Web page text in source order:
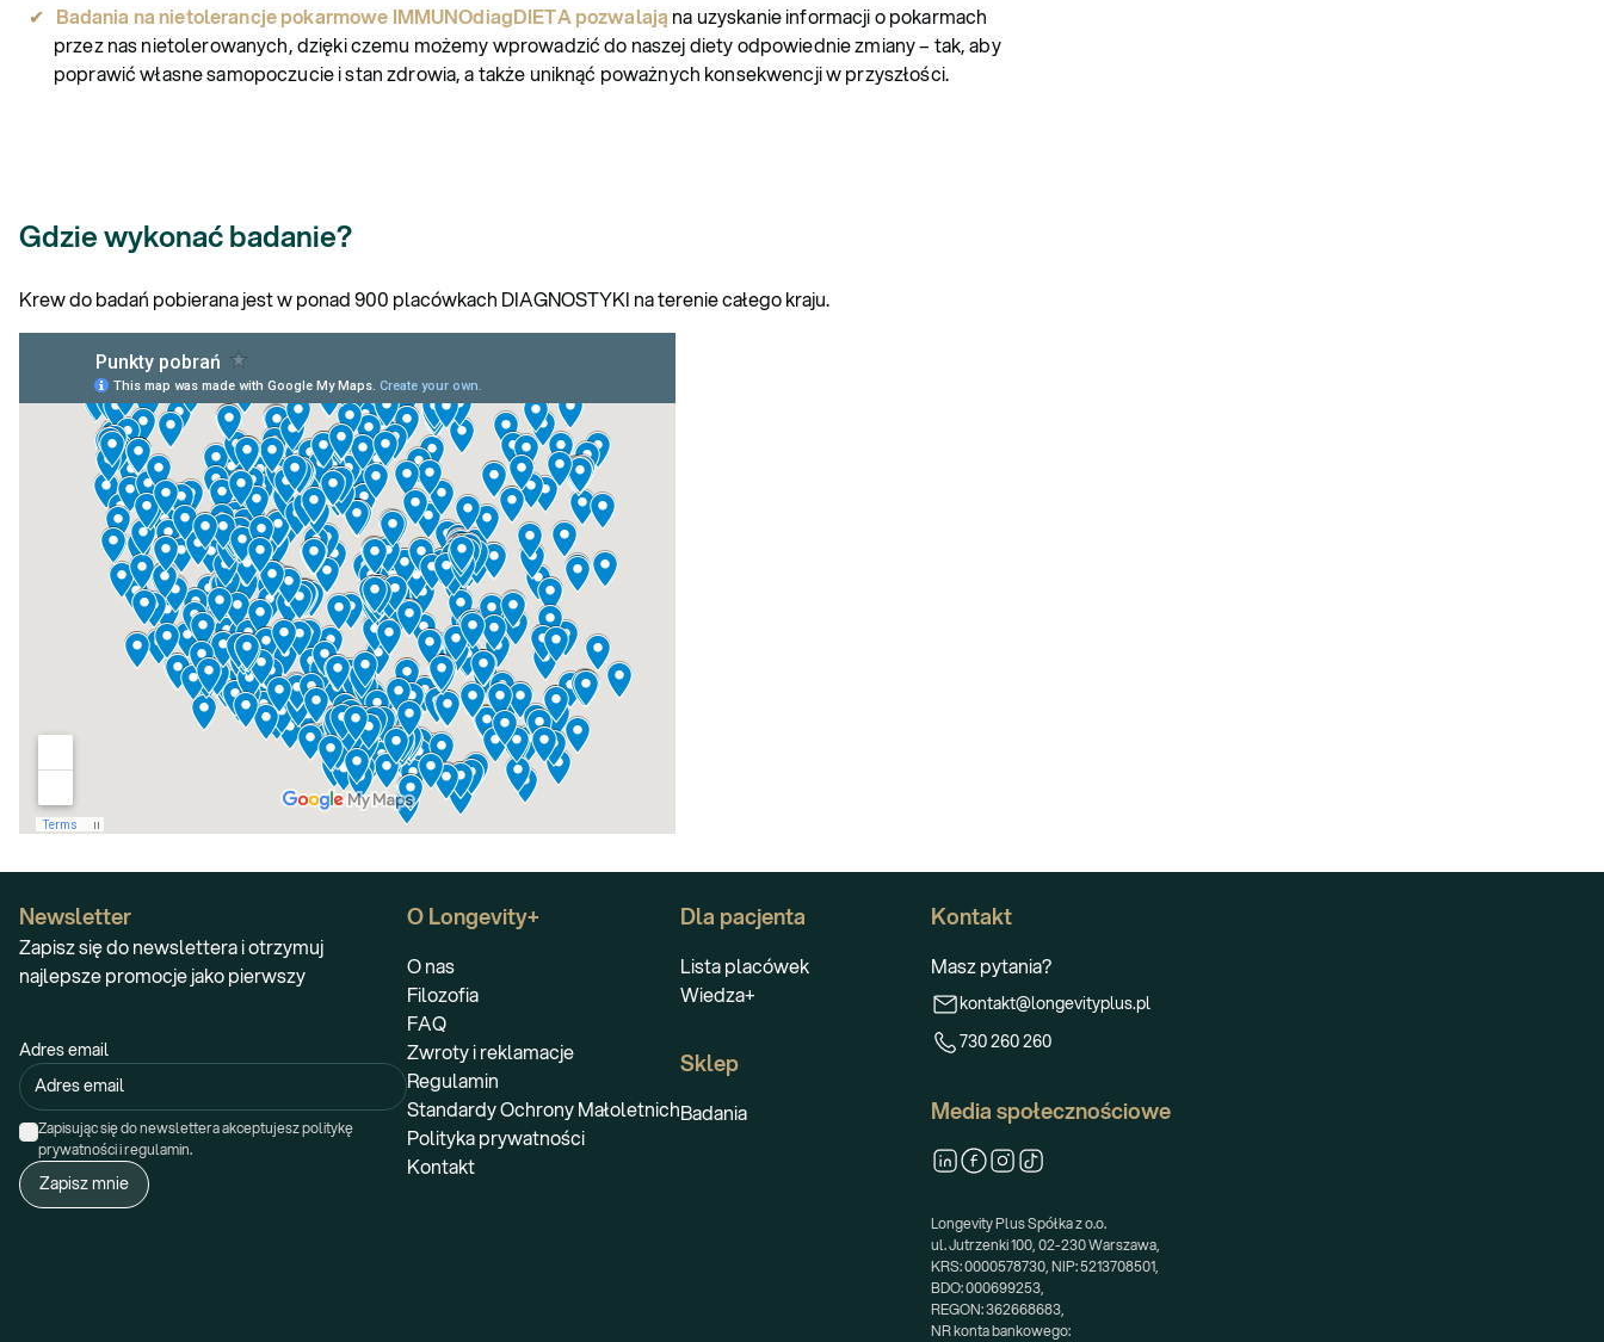
Badania na nietolerancje pokarmowe IMMUNOdiagDIETA pozwalają na uzyskanie informacji o pokarmach
przez nas nietolerowanych, dzięki czemu możemy wprowadzić do naszej diety odpowiednie zmiany – tak, aby
poprawić własne samopoczucie i stan zdrowia, a także uniknąć poważnych konsekwencji w przyszłości.
Gdzie wykonać badanie?
Krew do badań pobierana jest w ponad 900 placówkach DIAGNOSTYKI na terenie całego kraju.
O Longevity+
O nas
Filozofia
FAQ
Zwroty i reklamacje
Regulamin
Standardy Ochrony Małoletnich
Polityka prywatności
Kontakt
Dla pacjenta
Lista placówek
Wiedza+
Sklep
Badania
Kontakt
Masz pytania?
kontakt@longevityplus.pl
730 260 260
Media społecznościowe
Longevity Plus Spółka z o.o.
ul. Jutrzenki 100, 02-230 Warszawa,
KRS: 0000578730, NIP: 5213708501,
BDO: 000699253,
REGON: 362668683,
NR konta bankowego:
Newsletter
Zapisz się do newslettera i otrzymuj
najlepsze promocje jako pierwszy
Adres email
Zapisując się do newslettera akceptujesz politykę
prywatności i regulamin.
Zapisz mnie